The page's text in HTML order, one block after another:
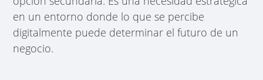
en un entorno donde lo que se percibe
digitalmente puede determinar el futuro de un
negocio.